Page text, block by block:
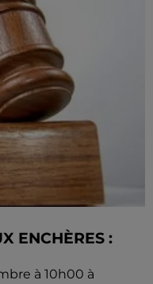
ENCHÈRES :
à 10h00 à